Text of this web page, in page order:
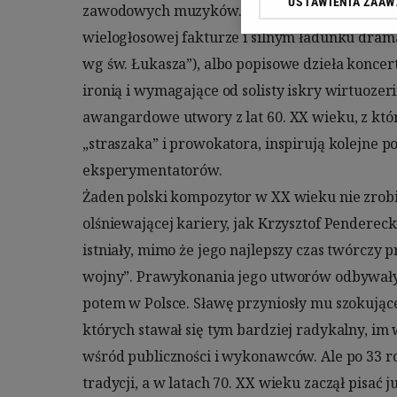
zawodowych muzyków. Jego utwory to albo
wielogłosowej fakturze i silnym ładunku
wg św. Łukasza”), albo popisowe dzieła
ironią i wymagające od solisty iskry
awangardowe utwory z lat 60. XX wieku, z
„straszaka” i prowokatora, inspirują kolejne
eksperymentatorów.
Żaden polski kompozytor w XX wieku nie
olśniewającej kariery, jak Krzysztof
istniały, mimo że jego najlepszy czas twórczy
wojny”. Prawykonania jego utworów
potem w Polsce. Sławę przyniosły mu
których stawał się tym bardziej radykalny, im
wśród publiczności i wykonawców. Ale po 33
tradycji, a w latach 70. XX wieku zaczął pisać
jak się tam strasznie bałem, choć przecież nie
ścianach nie było nic, tylko stare zepsute
twórczości, że na obrazach były stare
Takie właśnie wisiały na ścianach w jego
odrapane, brudne ściany i te parasole.
stamtąd -
Pierwszy sukces odniósł w 1959 r., gdy trzy jego utwory wygrały konkurs
dla młodych zorganizowany przez Związek
Opowiadał, że aby ominąć regulamin
kompozycję, pierwszą zapisał prawą ręką, drugą
niego kolega. Nagrodą był wyjazd do
Zachód, gdzie spędził sześć tygodni,
W 1961 r. napisał słynny "Tren - ofiarom
kompozycja zrobiła na widzach wstrząsające
przetwarzania danych
My, nasi Zaufani
dokładnych danych
badnie odbiorców i